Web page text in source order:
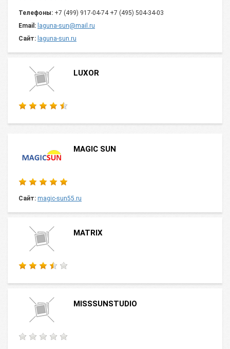
Телефоны: +7 (499) 917-04-74 +7 (495) 504-34-03
Email: laguna-sun@mail.ru
Сайт: laguna-sun.ru
LUXOR
MAGIC SUN
Сайт: magic-sun55.ru
MATRIX
MISSSUNSTUDIO